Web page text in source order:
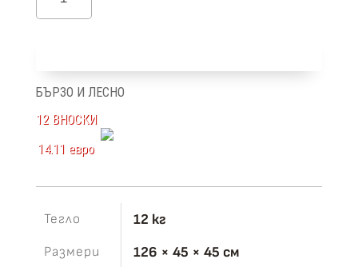
за
кафяв
БЪРЗО И ЛЕСНО
12 ВНОСКИ
14.11 евро
Тегло 12 кг
Размери 126 × 45 × 45 см